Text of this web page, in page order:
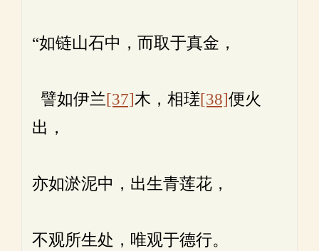
“如链山石中，而取于真金，
譬如伊兰[37]木，相瑳[38]便火
出，
亦如淤泥中，出生青莲花，
不观所生处，唯观于德行。